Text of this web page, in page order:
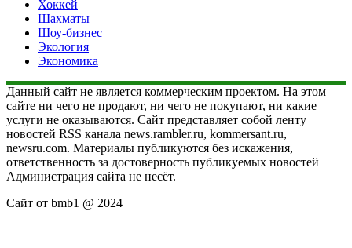
Хоккей
Шахматы
Шоу-бизнес
Экология
Экономика
Данный сайт не является коммерческим проектом. На этом
сайте ни чего не продают, ни чего не покупают, ни какие
услуги не оказываются. Сайт представляет собой ленту
новостей RSS канала news.rambler.ru, kommersant.ru,
newsru.com. Материалы публикуются без искажения,
ответственность за достоверность публикуемых новостей
Администрация сайта не несёт.
Сайт от bmb1 @ 2024